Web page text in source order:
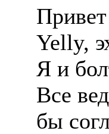
Yelly,
Я и
Все
бы